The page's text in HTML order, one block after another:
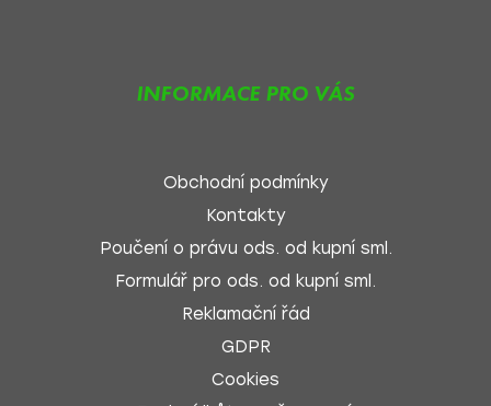
INFORMACE PRO VÁS
Obchodní podmínky
Kontakty
Poučení o právu ods. od kupní sml.
Formulář pro ods. od kupní sml.
Reklamační řád
GDPR
Cookies